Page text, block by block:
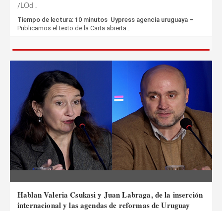
LOd .
Tiempo de lectura: 10 minutos Uypress agencia uruguaya –
Publicamos el texto de la Carta abierta…
Hablan Valeria Csukasi y Juan Labraga, de la inserción
internacional y las agendas de reformas de Uruguay